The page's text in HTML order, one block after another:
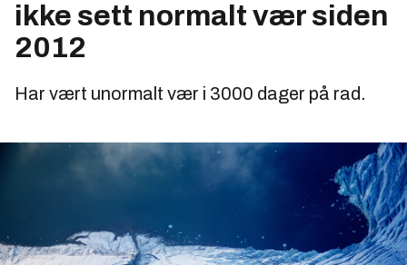
ikke sett normalt vær siden
2012
Har vært unormalt vær i 3000 dager på rad.